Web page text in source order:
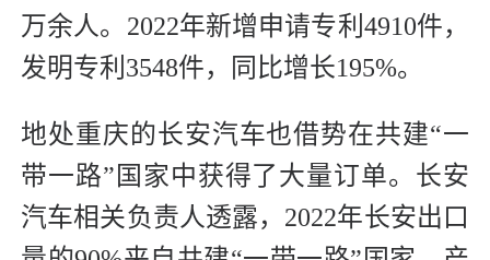
万余人。2022年新增申请专利4910件，
发明专利3548件，同比增长195%。
地处重庆的长安汽车也借势在共建“一
带一路”国家中获得了大量订单。长安
汽车相关负责人透露，2022年长安出口